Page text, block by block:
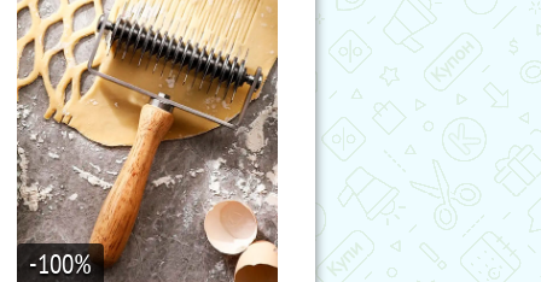
-100%